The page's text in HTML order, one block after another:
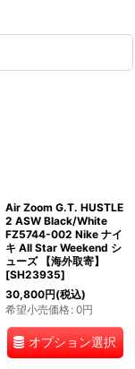
Air Zoom G.T. HUSTLE
2 ASW Black/White
FZ5744-002 Nike ナイ
キ All Star Weekend シ
ューズ 【海外取寄】
[SH23935]
30,800円(税込)
希望小売価格: 0円
オプション選択